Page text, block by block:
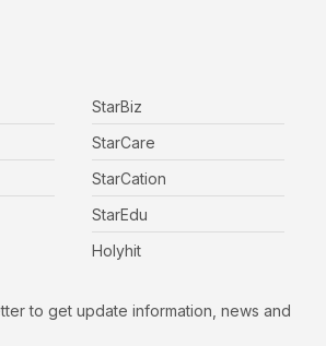
StarBiz
StarCare
StarCation
StarEdu
Holyhit
to get update information, news and